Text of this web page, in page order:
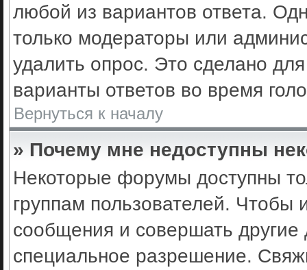
любой из вариантов ответа.
только модераторы или
удалить опрос. Это сделано
варианты ответов во время
Вернуться к началу
» Почему мне недоступны
Некоторые форумы доступны
группам пользователей. Чтобы
сообщения и совершать
специальное разрешение.